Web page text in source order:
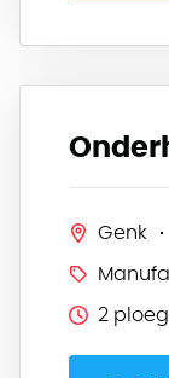
Genk
2